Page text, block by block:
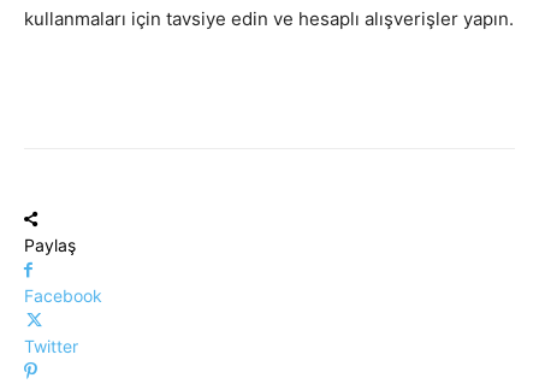
kullanmaları için tavsiye edin ve hesaplı alışverişler yapın.
Paylaş
Facebook
Twitter